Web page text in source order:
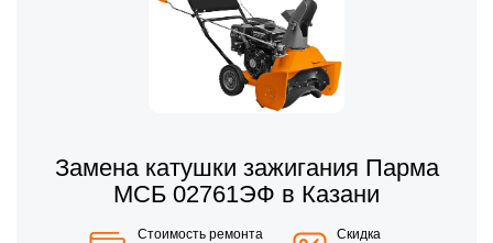
Замена катушки зажигания Парма
МСБ 02761ЭФ в Казани
Стоимость ремонта Скидка